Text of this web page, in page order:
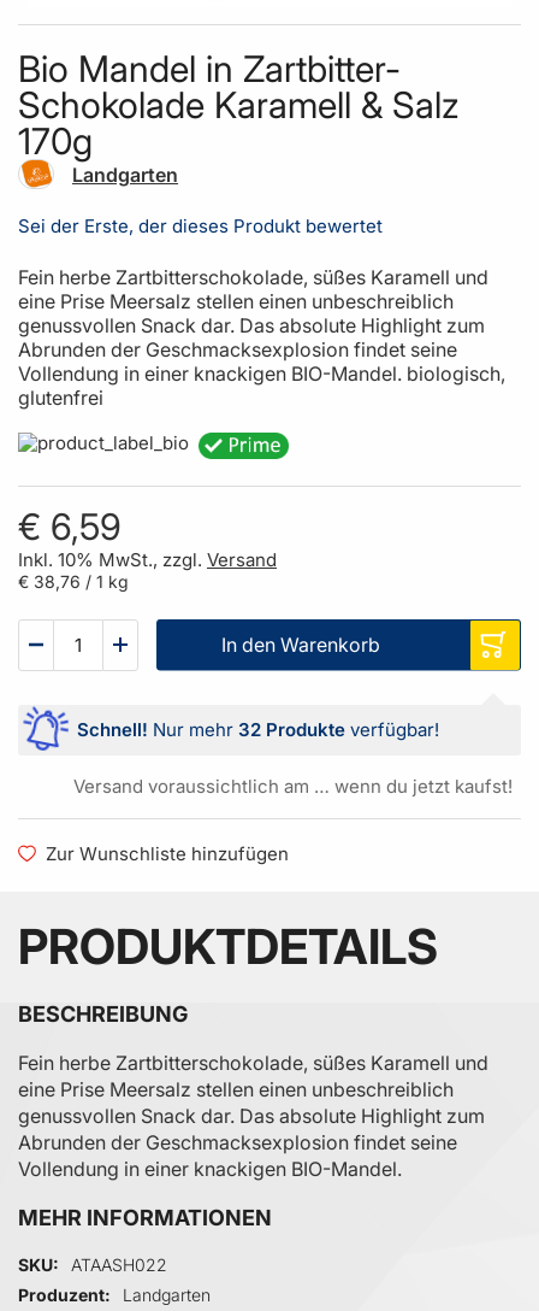
Skip to the beginning of the images gallery
Bio Mandel in Zartbitter-
Schokolade Karamell & Salz
170g
Landgarten
Sei der Erste, der dieses Produkt bewertet
Fein herbe Zartbitterschokolade, süßes Karamell und
eine Prise Meersalz stellen einen unbeschreiblich
genussvollen Snack dar. Das absolute Highlight zum
Abrunden der Geschmacksexplosion findet seine
Vollendung in einer knackigen BIO-Mandel. biologisch,
glutenfrei
€ 6,59
Inkl. 10% MwSt., zzgl. Versand
€ 38,76 / 1 kg
In den Warenkorb
Schnell! Nur mehr 32 Produkteverfügbar!
Versand voraussichtlich am … wenn du jetzt kaufst!
Zur Wunschliste hinzufügen
PRODUKTDETAILS
BESCHREIBUNG
Fein herbe Zartbitterschokolade, süßes Karamell und
eine Prise Meersalz stellen einen unbeschreiblich
genussvollen Snack dar. Das absolute Highlight zum
Abrunden der Geschmacksexplosion findet seine
Vollendung in einer knackigen BIO-Mandel.
MEHR INFORMATIONEN
Mehr Informationen
SKU
ATAASH022
Produzent
Landgarten